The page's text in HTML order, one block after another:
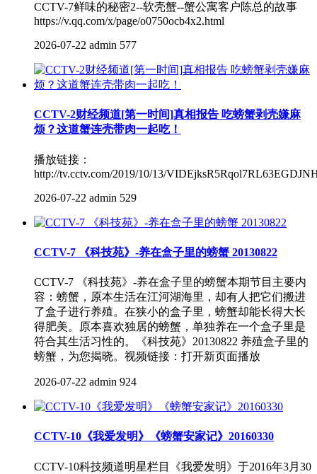
CCTV-7鲜味的秘密2--软壳蟹--蟹公寓客户陈总的故事
https://v.qq.com/x/page/o0750ocb4x2.html
2026-07-22 admin 577
CCTV-2财经频道[第一时间]真相报告 吃螃蟹剥壳嫌麻
烦？这道蟹连壳带肉一起吃！
播放链接：
http://tv.cctv.com/2019/10/13/
2026-07-22 admin 529
CCTV-7 《科技苑》-养在盒子里的螃蟹 20130822
CCTV-7 《科技苑》-养在盒子里的螃蟹本期节目主要内
容：螃蟹，原本生活在江河湖海里，却有人把它们搬进
了盒子进行养殖。在狭小的盒子里，螃蟹却能长得大长
得肥美。原本喜欢独居的螃蟹，单独养在一个盒子里是
符合其生活习性的。《科技苑》20130822 养殖盒子里的
螃蟹，为您揭晓。视频链接：打开新页面播放
2026-07-22 admin 924
CCTV-10《我爱发明》《螃蟹安家记》20160330
CCTV-10科技频道明星栏目《我爱发明》于2016年3月30